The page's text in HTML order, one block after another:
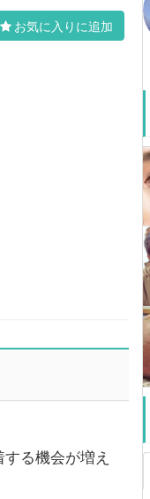
お気に入りに追加
る機会が増え